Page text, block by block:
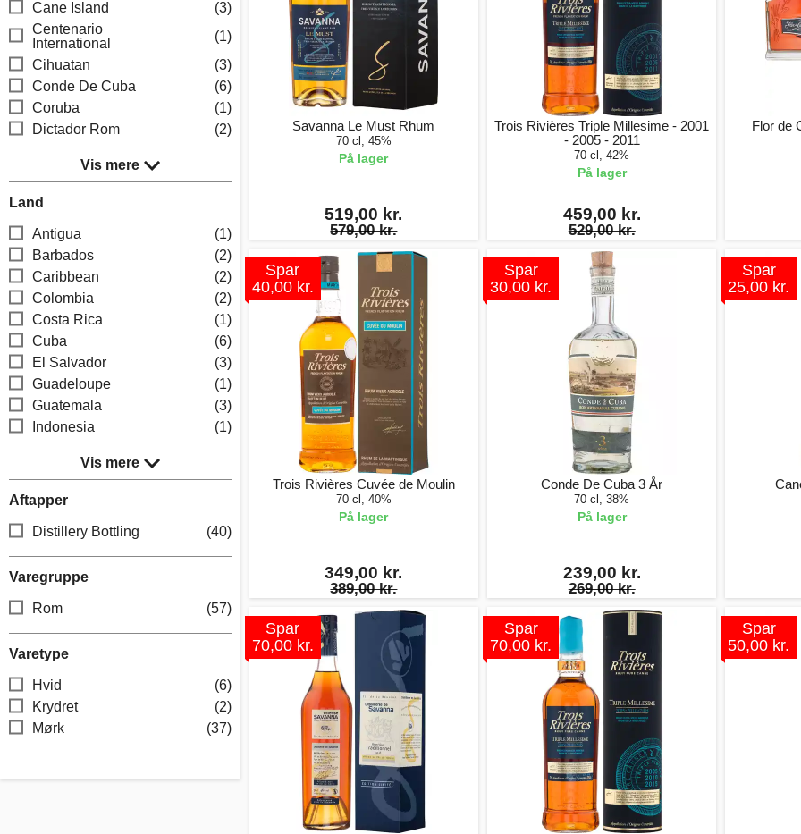
Cane Island
(3)
Centenario
International
(1)
Cihuatan
(3)
Conde De Cuba
(6)
Coruba
(1)
Dictador Rom
(2)
Vis mere
Land
Antigua
(1)
Barbados
(2)
Caribbean
(2)
Colombia
(2)
Costa Rica
(1)
Cuba
(6)
El Salvador
(3)
Guadeloupe
(1)
Guatemala
(3)
Indonesia
(1)
Vis mere
Aftapper
Distillery Bottling (40)
Varegruppe
Rom (57)
Varetype
Hvid
(6)
Krydret
(2)
Mørk
(37)
Savanna Le Must Rhum
70 cl, 45%
På lager
519,00 kr.
579,00 kr.
Trois Rivières Triple Millesime - 2001
- 2005 - 2011
70 cl, 42%
På lager
459,00 kr.
529,00 kr.
Flor de
Spar
40,00 kr.
Trois Rivières Cuvée de Moulin
70 cl, 40%
På lager
349,00 kr.
389,00 kr.
Spar
30,00 kr.
Conde De Cuba 3 År
70 cl, 38%
På lager
239,00 kr.
269,00 kr.
Spar
25,00 kr.
Spar
70,00 kr.
Spar
70,00 kr.
Spar
50,00 kr.